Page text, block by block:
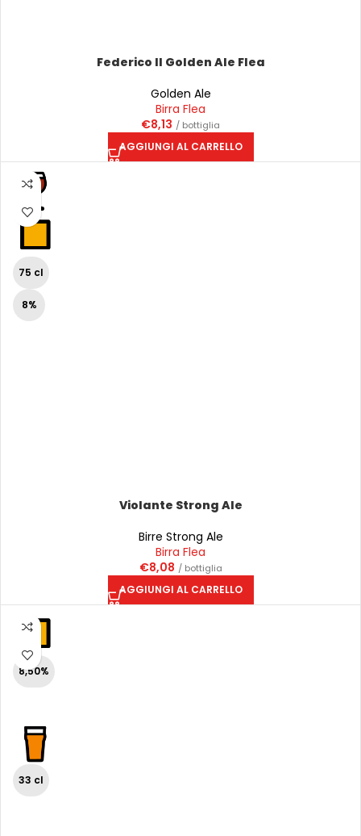
Federico II Golden Ale Flea
Golden Ale
Birra Flea
€8,13 / bottiglia
AGGIUNGI AL CARRELLO
75 cl
8%
Violante Strong Ale
Birre Strong Ale
Birra Flea
€8,08 / bottiglia
AGGIUNGI AL CARRELLO
8,50%
33 cl